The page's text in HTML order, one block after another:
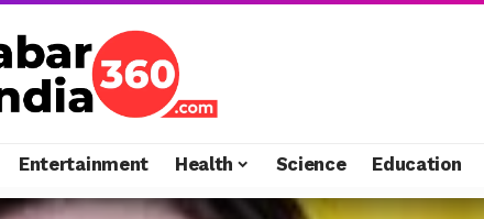
Entertainment Health Science Education